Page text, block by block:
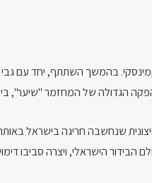
בהמשך השתתף, יחד עם גבי
הגדולה של המחזמר "שיער",
חריגה בישראל באותה עת
הישראלי, ויצרה סביבו